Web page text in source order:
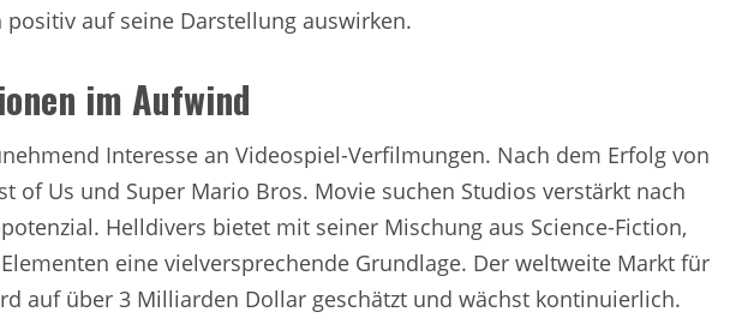
auf seine Darstellung auswirken.
im Aufwind
Interesse an Videospiel-Verfilmungen. Nach dem Erfolg von
of Us und Super Mario Bros. Movie suchen Studios verstärkt nach
Helldivers bietet mit seiner Mischung aus Science-Fiction,
eine vielversprechende Grundlage. Der weltweite Markt für
auf über 3 Milliarden Dollar geschätzt und wächst kontinuierlich.